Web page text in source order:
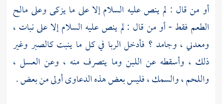
أو من قال : لم ينص عليه السلام إلا على ما يزكى وعلى مالح
الطعم فقط - أو من قال : لم ينص عليه السلام إلا على نبات ،
ومعدني ، وجامد ؟ فأدخل الربا في كل ما ينبت كالصبر وغير
ذلك ، وأسقطه عن اللبن وما يتصرف منه ، وعن العسل ،
واللحم ، والسمك ، فليس بعض هذه الدعاوى أولى من بعض .